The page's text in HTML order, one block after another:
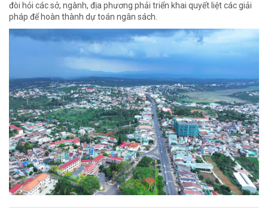
đòi hỏi các sở, ngành, địa phương phải triển khai quyết liệt các giải
pháp để hoàn thành dự toán ngân sách.